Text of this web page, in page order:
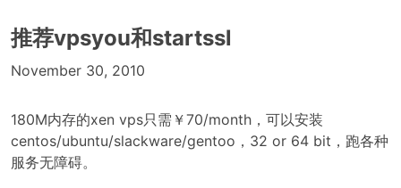
推荐vpsyou和startssl
November 30, 2010
180M内存的xen vps只需￥70/month，可以安装
centos/ubuntu/slackware/gentoo，32 or 64 bit，跑各种
服务无障碍。